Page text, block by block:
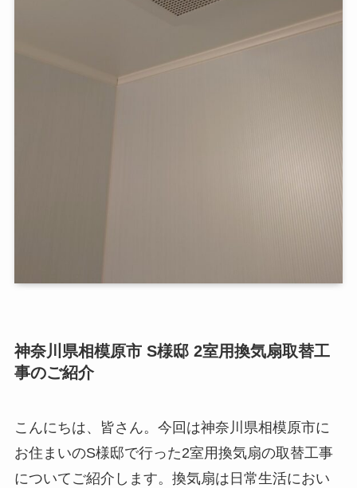
神奈川県相模原市 S様邸 2室用換気扇取替工
事のご紹介
こんにちは、皆さん。今回は神奈川県相模原市に
お住まいのS様邸で行った2室用換気扇の取替工事
についてご紹介します。換気扇は日常生活におい